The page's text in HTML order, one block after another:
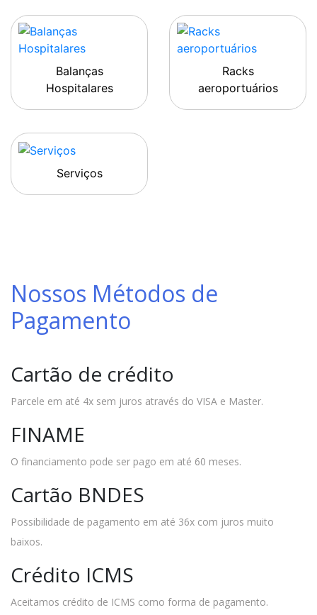
Balanças
Hospitalares
Racks
aeroportuários
Serviços
Nossos Métodos de
Pagamento
Cartão de crédito
Parcele em até 4x sem juros através do VISA e Master.
FINAME
O financiamento pode ser pago em até 60 meses.
Cartão BNDES
Possibilidade de pagamento em até 36x com juros muito
baixos.
Crédito ICMS
Aceitamos crédito de ICMS como forma de pagamento.